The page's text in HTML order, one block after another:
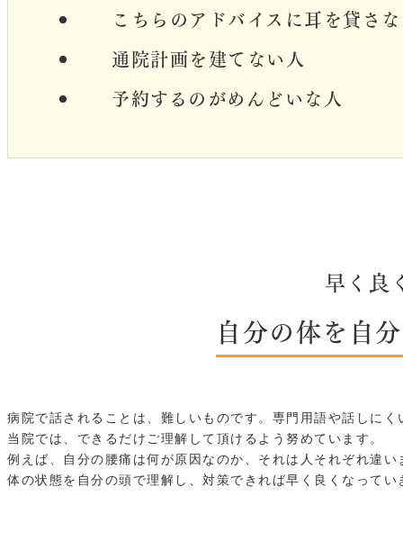
こちらのアドバイスに耳を貸さ
通院計画を建てない人
予約するのがめんどいな人
早く良
自分の体を自
病院で話されることは、難しいものです。専門用語や話しに
当院では、できるだけご理解して頂けるよう努めています。
例えば、自分の腰痛は何が原因なのか、それは人それぞれ違い
体の状態を自分の頭で理解し、対策できれば早く良くなってい